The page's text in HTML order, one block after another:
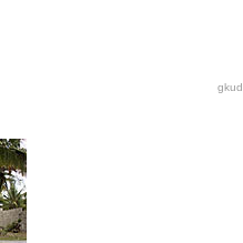
gkud